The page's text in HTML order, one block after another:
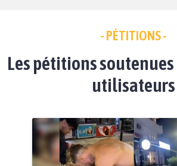
- PÉTITIONS -
Les pétitions
utilisateurs